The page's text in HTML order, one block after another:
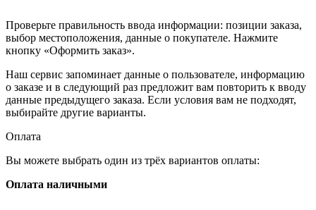
Проверьте правильность ввода информации: позиции заказа,
выбор местоположения, данные о покупателе. Нажмите
кнопку «Оформить заказ».
Наш сервис запоминает данные о пользователе, информацию
о заказе и в следующий раз предложит вам повторить к вводу
данные предыдущего заказа. Если условия вам не подходят,
выбирайте другие варианты.
Оплата
Вы можете выбрать один из трёх вариантов оплаты:
Оплата наличными